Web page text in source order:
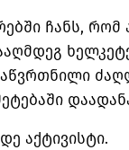
ჩანს, რომ
აქტივისტი.